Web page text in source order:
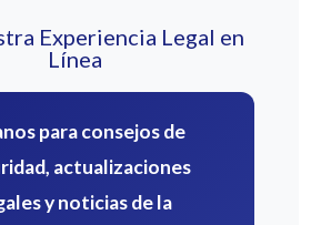
Experiencia Legal en
Línea
para consejos de
actualizaciones
y noticias de la